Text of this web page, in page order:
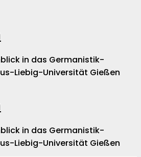
in das Germanistik-
Liebig-Universität Gießen
in das Germanistik-
Liebig-Universität Gießen